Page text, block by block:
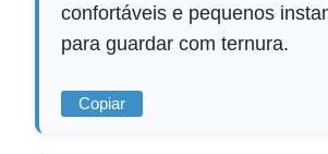
confortáveis e pequenos
para guardar com ternura.
Copiar